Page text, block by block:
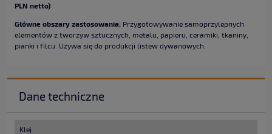
PLN netto)
Główne obszary zastosowania: Przygotowywanie samoprzylepnych
elementów z tworzyw sztucznych, metalu, papieru, ceramiki, tkaniny,
pianki i filcu. Używa się do produkcji listew dywanowych.
Dane techniczne
Klej